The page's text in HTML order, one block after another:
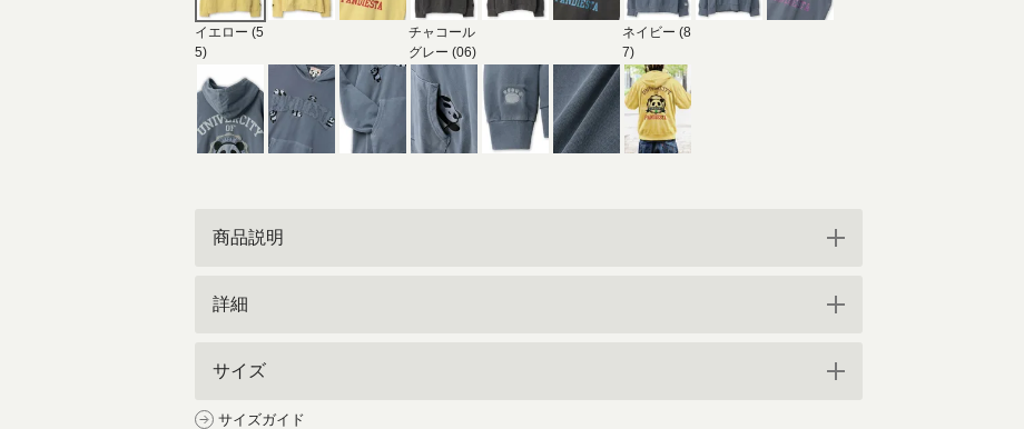
イエロー (5
5)
チャコール
グレー (06)
ネイビー (8
7)
商品説明
詳細
サイズ
サイズガイド